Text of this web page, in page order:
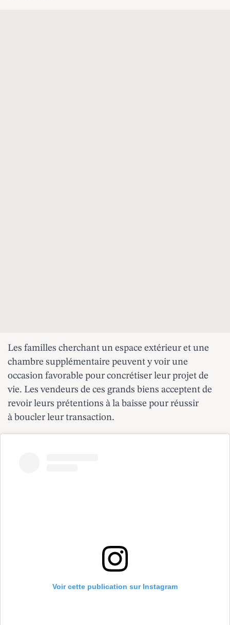
Les familles cherchant un espace extérieur et une
chambre supplémentaire peuvent y voir une
occasion favorable pour concrétiser leur projet de
vie. Les vendeurs de ces grands biens acceptent de
revoir leurs prétentions à la baisse pour réussir
à boucler leur transaction.
Voir cette publication sur Instagram